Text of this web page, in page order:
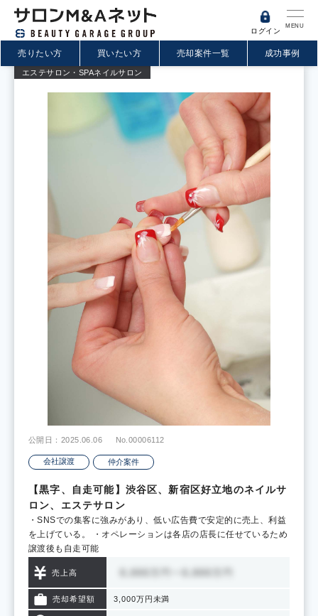
MENU
ログイン
売りたい方 買いたい方 売却案件一覧 成功事例
エステサロン・SPAネイルサロン
公開日：2025.06.06 No.00006112
会社譲渡 仲介案件
【黒字、自走可能】渋谷区、新宿区好立地のネイルサ
ロン、エステサロン
・SNSでの集客に強みがあり、低い広告費で安定的に売上、利益
を上げている。 ・オペレーションは各店の店長に任せているため
譲渡後も自走可能
売上高
売却希望額 3,000万円未満